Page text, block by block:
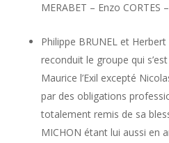
MERABET – Enzo CORTES
Philippe BRUNEL et
reconduit le groupe qui
Maurice l’Exil excepté
par des obligations
totalement remis de sa
MICHON étant lui aussi en